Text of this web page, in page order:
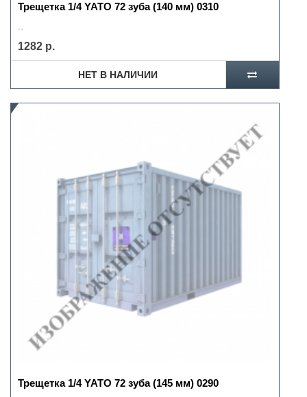
Трещетка 1/4 YATO 72 зуба (140 мм) 0310
1282 р.
НЕТ В НАЛИЧИИ
Трещетка 1/4 YATO 72 зуба (145 мм) 0290